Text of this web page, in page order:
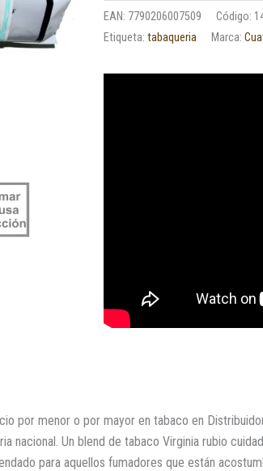
EAN: 7790206007509 Código:
Etiqueta: tabaqueria Marca:
por menor o por mayor en tabaco en
nacional. Un blend de tabaco Virginia rubio
para aquellos fumadores que están